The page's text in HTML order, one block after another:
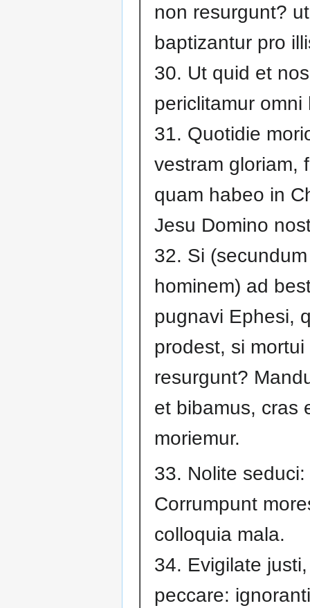
non resurgunt?
baptizantur pro
30. Ut quid et nos
periclitamur omni
31. Quotidie
vestram gloriam,
quam habeo in
Jesu Domino
32. Si (secundum
hominem) ad
pugnavi Ephesi,
prodest, si mortui
resurgunt?
et bibamus, cras
moriemur.
33. Nolite seduci:
Corrumpunt
colloquia mala.
34. Evigilate
peccare: